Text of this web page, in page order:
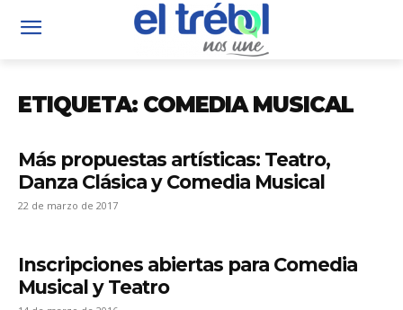
ETIQUETA: COMEDIA MUSICAL
Más propuestas artísticas: Teatro,
Danza Clásica y Comedia Musical
22 de marzo de 2017
Inscripciones abiertas para Comedia
Musical y Teatro